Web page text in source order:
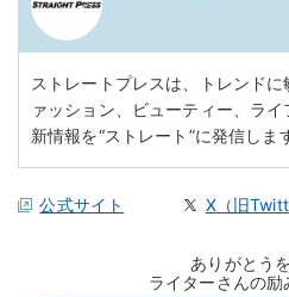
ストレートプレスは、トレンド
ァッション、ビューティー、ラ
新情報を“ストレート”に発信しま
公式サイト X（旧
ありがとう
ライターさんの励